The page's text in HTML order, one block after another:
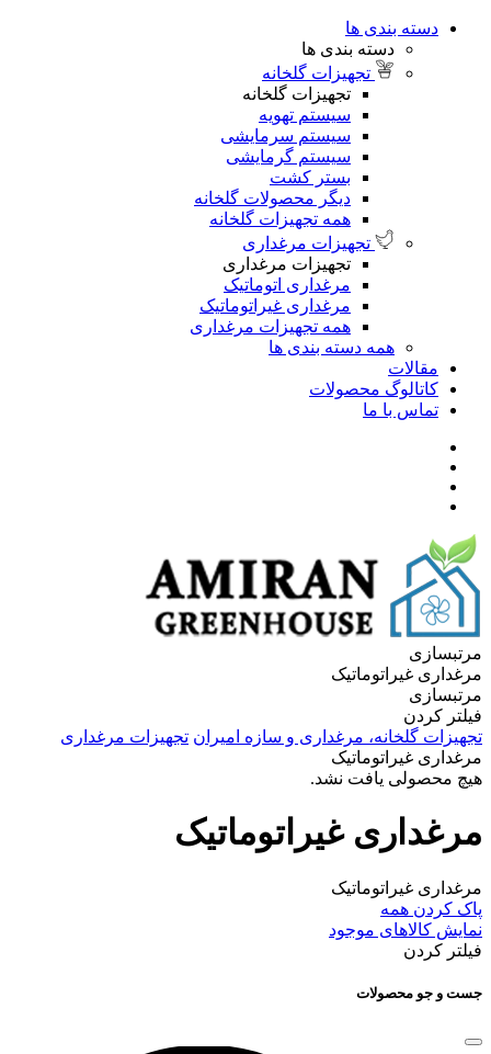
دسته بندی ها
دسته بندی ها
تجهیزات گلخانه
تجهیزات گلخانه
سیستم تهویه
سیستم سرمایشی
سیستم گرمایشی
بستر کشت
دیگر محصولات گلخانه
همه تجهیزات گلخانه
تجهیزات مرغداری
تجهیزات مرغداری
مرغداری اتوماتیک
مرغداری غیراتوماتیک
همه تجهیزات مرغداری
همه دسته بندی ها
مقالات
کاتالوگ محصولات
تماس با ما
مرتبسازی
مرغداری غیراتوماتیک
مرتبسازی
فیلتر کردن
تجهیزات گلخانه‌، مرغداری و سازه امیران تجهیزات مرغداری
مرغداری غیراتوماتیک
هیچ محصولی یافت نشد.
مرغداری غیراتوماتیک
مرغداری غیراتوماتیک
پاک کردن همه
نمایش کالاهای موجود
فیلتر کردن
جست و جو محصولات